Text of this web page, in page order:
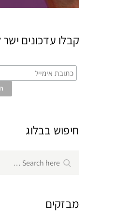
קבלו עדכונים
חיפוש בבלוג
for:
Search
מבזקים